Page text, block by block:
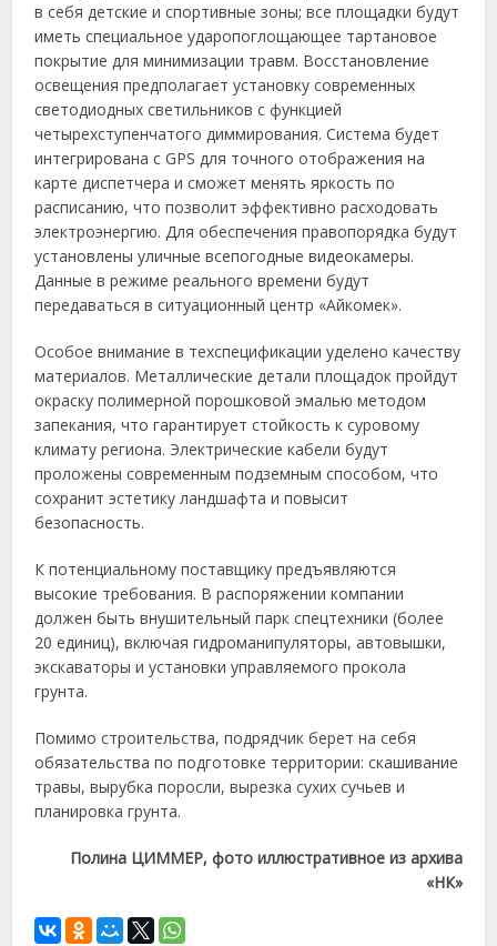
в себя детские и спортивные зоны; все площадки будут
иметь специальное ударопоглощающее тартановое
покрытие для минимизации травм. Восстановление
освещения предполагает установку современных
светодиодных светильников с функцией
четырехступенчатого диммирования. Система будет
интегрирована с GPS для точного отображения на
карте диспетчера и сможет менять яркость по
расписанию, что позволит эффективно расходовать
электроэнергию. Для обеспечения правопорядка будут
установлены уличные всепогодные видеокамеры.
Данные в режиме реального времени будут
передаваться в ситуационный центр «Айкомек».
Особое внимание в техспецификации уделено качеству
материалов. Металлические детали площадок пройдут
окраску полимерной порошковой эмалью методом
запекания, что гарантирует стойкость к суровому
климату региона. Электрические кабели будут
проложены современным подземным способом, что
сохранит эстетику ландшафта и повысит
безопасность.
К потенциальному поставщику предъявляются
высокие требования. В распоряжении компании
должен быть внушительный парк спецтехники (более
20 единиц), включая гидроманипуляторы, автовышки,
экскаваторы и установки управляемого прокола
грунта.
Помимо строительства, подрядчик берет на себя
обязательства по подготовке территории: скашивание
травы, вырубка поросли, вырезка сухих сучьев и
планировка грунта.
Полина ЦИММЕР, фото иллюстративное из архива
«НК»